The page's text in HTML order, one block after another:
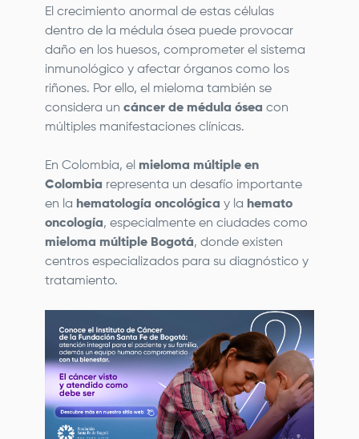
El crecimiento anormal de estas células
dentro de la médula ósea puede provocar
daño en los huesos, comprometer el sistema
inmunológico y afectar órganos como los
riñones. Por ello, el mieloma también se
considera un cáncer de médula ósea con
múltiples manifestaciones clínicas.
En Colombia, el mieloma múltiple en
Colombia representa un desafío importante
en la hematología oncológica y la hemato
oncología, especialmente en ciudades como
mieloma múltiple Bogotá, donde existen
centros especializados para su diagnóstico y
tratamiento.